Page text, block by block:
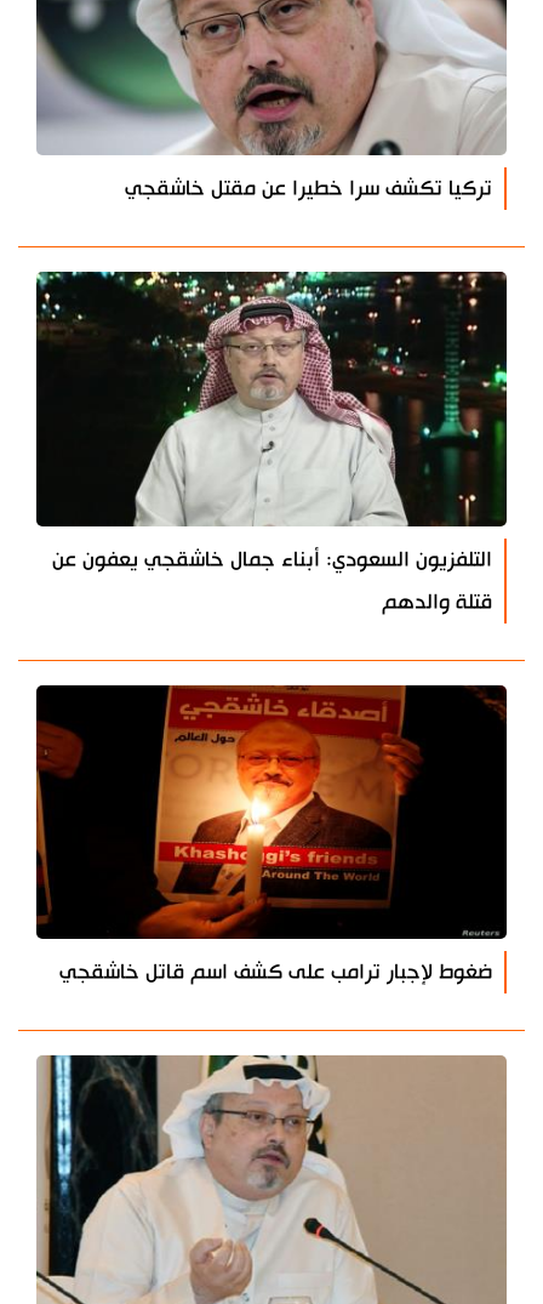
تركيا تكشف سرا خطيرا عن مقتل خاشقجي
التلفزيون السعودي: أبناء جمال خاشقجي يعفون عن
قتلة والدهم
ضغوط لإجبار ترامب على كشف اسم قاتل خاشقجي